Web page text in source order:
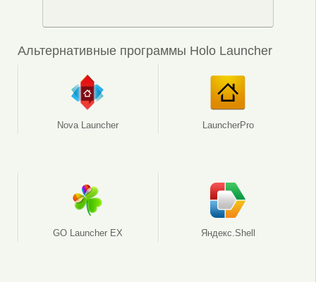
Альтернативные программы Holo Launcher
Nova Launcher LauncherPro
GO Launcher EX Яндекс.Shell